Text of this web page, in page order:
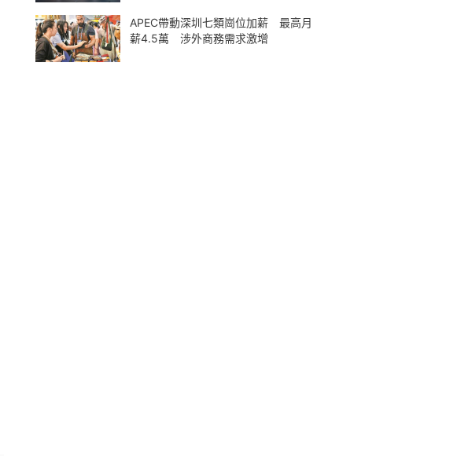
APEC帶動深圳七類崗位加薪 最高月
薪4.5萬 涉外商務需求激增